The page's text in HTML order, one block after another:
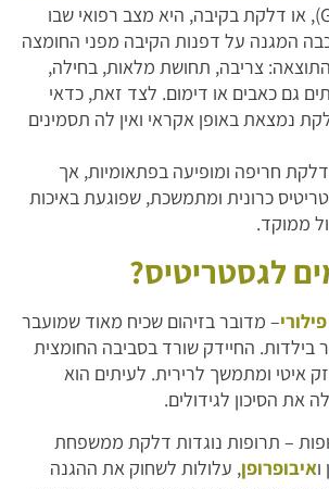
גסטריטיס (Gastritis), או דלקת בקיבה, היא מצב רפואי שבו
המגנה על דפנות הקיבה מפני החומצה
צריבה, תחושת מלאות, בחילה,
גם כאבים או דימום. לצד זאת, כדאי
נמצאת באופן אקראי ואין לה תסמינים
חריפה ומופיעה בפתאומיות, אך
כרונית ומתמשכת, שפוגעת באיכות
ממוקד.
לגסטריטיס?
– מדובר בזיהום שכיח מאוד שמועבר
החיידק שורד בסביבה החומצית
איטי ומתמשך לרירית. לעיתים הוא
את הסיכון לגידולים.
– תרופות נוגדות דלקת ממשפחת
איבופרופן, עלולות לשחוק את ההגנה